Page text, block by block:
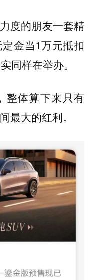
度的朋友一套精
金当1万元抵扣
同样在举办。
整体算下来只有
最大的红利。